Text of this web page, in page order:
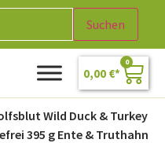
Suchen
0,00 €
0
Wild Duck & Turkey
395 g Ente & Truthahn